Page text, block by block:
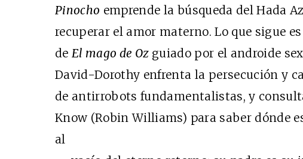
Pinocho emprende la búsqueda del Hada
recuperar el amor materno. Lo que sigue
deEl mago de Oz guiado por el androide
David-Dorothy enfrenta la persecución y
de antirrobots fundamentalistas, y
Know (Robin Williams) para saber dónde
al